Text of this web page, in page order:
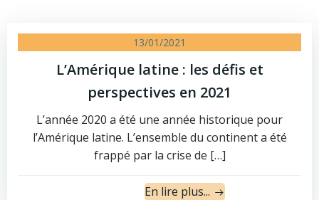
13/01/2021
L’Amérique latine : les défis et
perspectives en 2021
L’année 2020 a été une année historique pour
l’Amérique latine. L’ensemble du continent a été
frappé par la crise de […]
En lire plus...